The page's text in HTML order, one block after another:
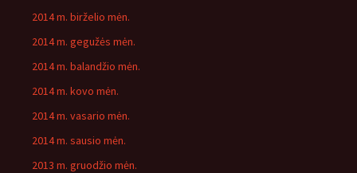
2014 m. birželio mėn.
2014 m. gegužės mėn.
2014 m. balandžio mėn.
2014 m. kovo mėn.
2014 m. vasario mėn.
2014 m. sausio mėn.
2013 m. gruodžio mėn.